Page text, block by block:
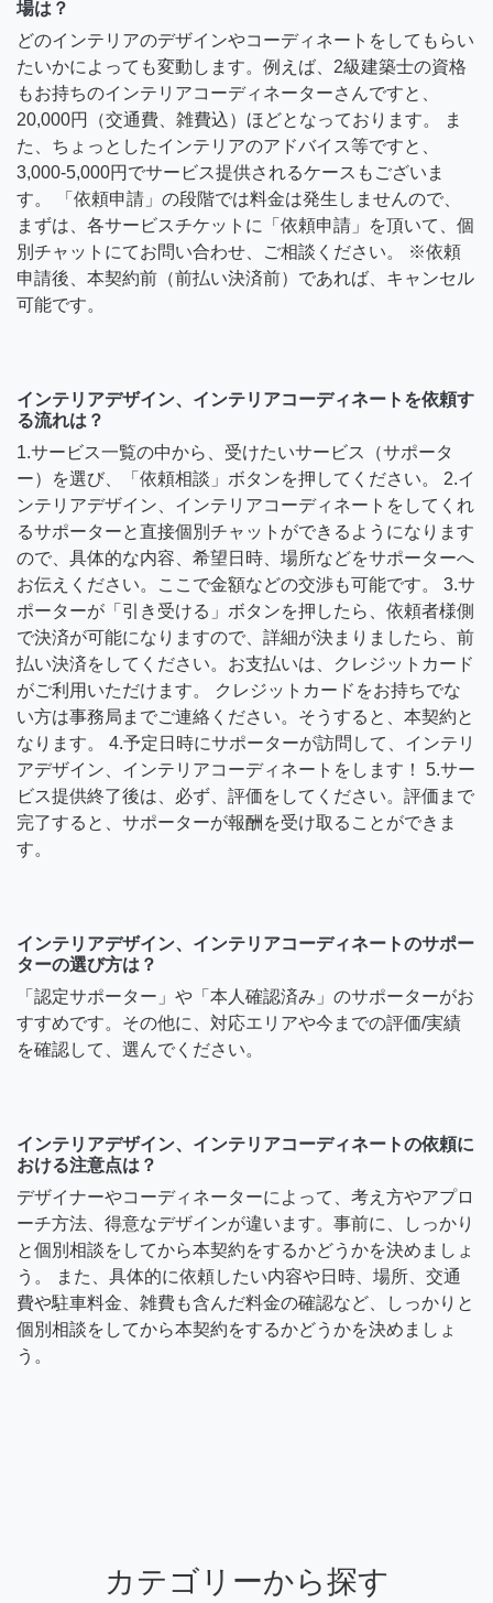
場は？
どのインテリアのデザインやコーディネートをしてもらい
たいかによっても変動します。例えば、2級建築士の資格
もお持ちのインテリアコーディネーターさんですと、
20,000円（交通費、雑費込）ほどとなっております。 ま
た、ちょっとしたインテリアのアドバイス等ですと、
3,000-5,000円でサービス提供されるケースもございま
す。 「依頼申請」の段階では料金は発生しませんので、
まずは、各サービスチケットに「依頼申請」を頂いて、個
別チャットにてお問い合わせ、ご相談ください。 ※依頼
申請後、本契約前（前払い決済前）であれば、キャンセル
可能です。
インテリアデザイン、インテリアコーディネートを依頼す
る流れは？
1.サービス一覧の中から、受けたいサービス（サポータ
ー）を選び、「依頼相談」ボタンを押してください。 2.イ
ンテリアデザイン、インテリアコーディネートをしてくれ
るサポーターと直接個別チャットができるようになります
ので、具体的な内容、希望日時、場所などをサポーターへ
お伝えください。ここで金額などの交渉も可能です。 3.サ
ポーターが「引き受ける」ボタンを押したら、依頼者様側
で決済が可能になりますので、詳細が決まりましたら、前
払い決済をしてください。お支払いは、クレジットカード
がご利用いただけます。 クレジットカードをお持ちでな
い方は事務局までご連絡ください。そうすると、本契約と
なります。 4.予定日時にサポーターが訪問して、インテリ
アデザイン、インテリアコーディネートをします！ 5.サー
ビス提供終了後は、必ず、評価をしてください。評価まで
完了すると、サポーターが報酬を受け取ることができま
す。
インテリアデザイン、インテリアコーディネートのサポー
ターの選び方は？
「認定サポーター」や「本人確認済み」のサポーターがお
すすめです。その他に、対応エリアや今までの評価/実績
を確認して、選んでください。
インテリアデザイン、インテリアコーディネートの依頼に
おける注意点は？
デザイナーやコーディネーターによって、考え方やアプロ
ーチ方法、得意なデザインが違います。事前に、しっかり
と個別相談をしてから本契約をするかどうかを決めましょ
う。 また、具体的に依頼したい内容や日時、場所、交通
費や駐車料金、雑費も含んだ料金の確認など、しっかりと
個別相談をしてから本契約をするかどうかを決めましょ
う。
カテゴリーから探す